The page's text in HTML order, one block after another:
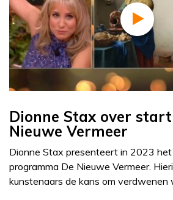
Dionne Stax over
Nieuwe Vermeer
Dionne Stax presenteert in 2023
programma De Nieuwe Vermeer.
kunstenaars de kans om verdwenen